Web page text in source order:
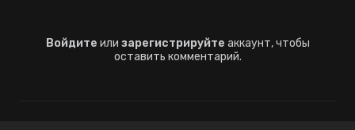
Войдите или зарегистрируйте аккаунт, чтобы
оставить комментарий.